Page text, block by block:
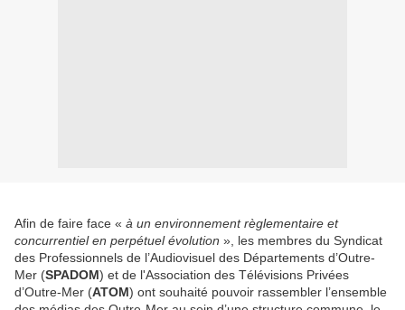
Afin de faire face « à un environnement règlementaire et
concurrentiel en perpétuel évolution », les membres du Syndicat
des Professionnels de l’Audiovisuel des Départements d’Outre-
Mer (SPADOM) et de l'Association des Télévisions Privées
d’Outre-Mer (ATOM) ont souhaité pouvoir rassembler l’ensemble